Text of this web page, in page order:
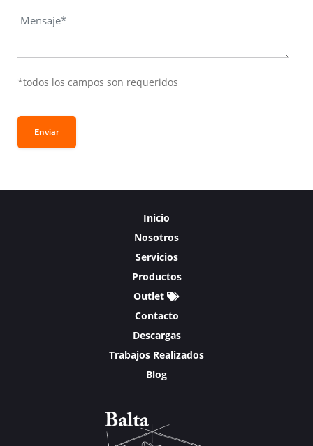
*todos los campos son requeridos
Enviar
Inicio
Nosotros
Servicios
Productos
Outlet
Contacto
Descargas
Trabajos Realizados
Blog